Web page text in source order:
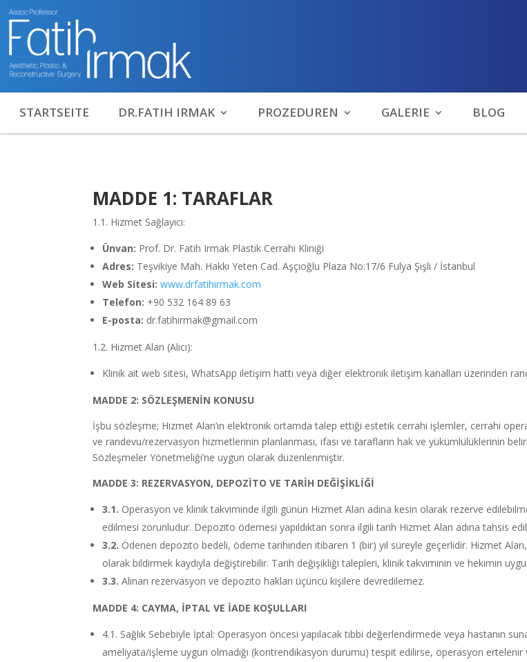
STARTSEITE DR.FATIH IRMAK PROZEDUREN GALERIE BLOG
MADDE 1: TARAFLAR
1.1. Hizmet Sağlayıcı:
Ünvan: Prof. Dr. Fatih Irmak Plastik Cerrahi Kliniği
Adres: Teşvikiye Mah. Hakkı Yeten Cad. Aşçıoğlu Plaza No:17/6 Fulya Şişli / İstanbul
Web Sitesi: www.drfatihirmak.com
Telefon: +90 532 164 89 63
E-posta: dr.fatihirmak@gmail.com
1.2. Hizmet Alan (Alıcı):
Klinik ait web sitesi, WhatsApp iletişim hattı veya diğer elektronik iletişim kanalları üzerinden
MADDE 2: SÖZLEŞMENİN KONUSU
İşbu sözleşme; Hizmet Alan’ın elektronik ortamda talep ettiği estetik cerrahi işlemler, cerrahi
ve randevu/rezervasyon hizmetlerinin planlanması, ifası ve tarafların hak ve yükümlülüklerinin
Sözleşmeler Yönetmeliği’ne uygun olarak düzenlenmiştir.
MADDE 3: REZERVASYON, DEPOZİTO VE TARİH DEĞİŞİKLİĞİ
3.1. Operasyon ve klinik takviminde ilgili günün Hizmet Alan adına kesin olarak rezerve
edilmesi zorunludur. Depozito ödemesi yapıldıktan sonra ilgili tarih Hizmet Alan adına tahsis
3.2. Ödenen depozito bedeli, ödeme tarihinden itibaren 1 (bir) yıl süreyle geçerlidir. Hizmet
olarak bildirmek kaydıyla değiştirebilir. Tarih değişikliği talepleri, klinik takviminin ve hekimin
3.3. Alınan rezervasyon ve depozito hakları üçüncü kişilere devredilemez.
MADDE 4: CAYMA, İPTAL VE İADE KOŞULLARI
4.1. Sağlık Sebebiyle İptal: Operasyon öncesi yapılacak tıbbi değerlendirmede veya hastanın
ameliyata/işleme uygun olmadığı (kontrendikasyon durumu) tespit edilirse, operasyon